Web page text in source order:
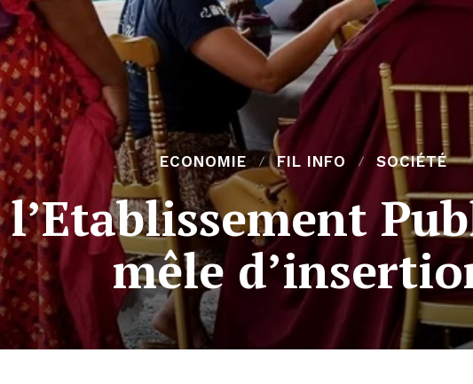
ECONOMIE FIL INFO SOCIÉTÉ
mêle